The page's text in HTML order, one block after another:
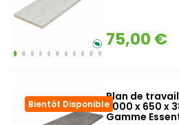
75,00 €
Plan de
2000 x 650 x
Gamme
Bientôt Disponible